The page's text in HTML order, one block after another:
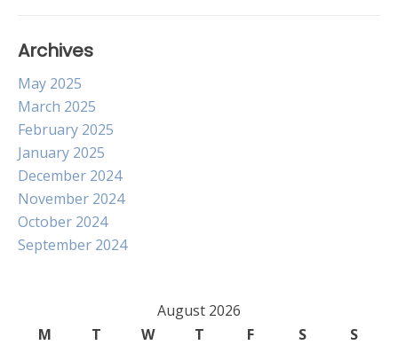
Archives
May 2025
March 2025
February 2025
January 2025
December 2024
November 2024
October 2024
September 2024
August 2026
M
T W T F S
S